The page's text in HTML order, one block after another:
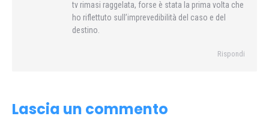
tv rimasi raggelata, forse è stata la prima volta che
ho riflettuto sull’imprevedibilità del caso e del
destino.
Rispondi
Lascia un commento